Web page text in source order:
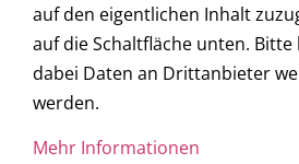
auf den eigentlichen Inhalt
auf die Schaltfläche unten. Bitte
dabei Daten an Drittanbieter
werden.
Mehr Informationen